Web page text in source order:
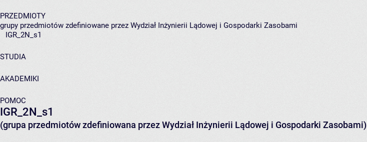
PRZEDMIOTY
grupy przedmiotów zdefiniowane przez Wydział Inżynierii Lądowej i Gospodarki Zasobami
IGR_2N_s1
STUDIA
AKADEMIKI
POMOC
IGR_2N_s1
(grupa przedmiotów zdefiniowana przez Wydział Inżynierii Lądowej i Gospodarki Zasobami)